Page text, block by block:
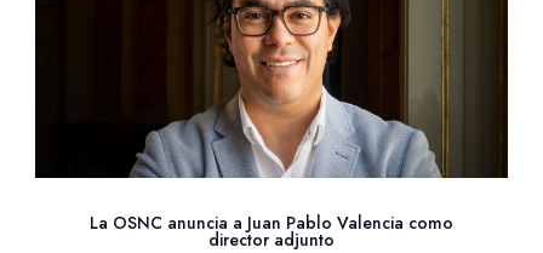
La OSNC anuncia a Juan Pablo Valencia como
director adjunto